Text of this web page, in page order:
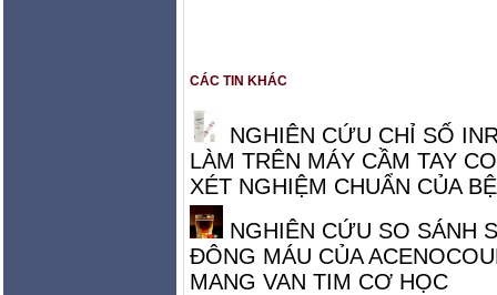
CÁC TIN KHÁC
NGHIÊN CỨU CHỈ SỐ
LÀM TRÊN MÁY CẦM TAY
XÉT NGHIỆM CHUẨN CỦA
NGHIÊN CỨU SO SÁNH
ĐÔNG MÁU CỦA
MANG VAN TIM CƠ HỌC